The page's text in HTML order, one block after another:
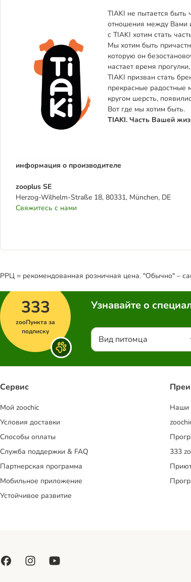
TIAKI не пытается
отношения между Вами
с TIAKI хотим стать
Мы хотим быть
которую он
настает время
TIAKI призван стать
прекрасные радостные
кругом шерсть,
Вот где мы хотим быть.
TIAKI. Часть Вашей
информация о производителе
zooplus SE
Herzog-Wilhelm-Straße 18, 80331, München, DE
Свяжитесь с нами
РРЦ = рекомендованная розничная цена. "Обычно" –
333
zooПункта за
подписку
Узнавайте о
Вид питомца
Сервис
Mой zoochic
Условия доставки
Способы оплаты
Служба поддержки & FAQ
Партнерская программа
Мобильное приложение
Устойчивое развитие
Наши
333